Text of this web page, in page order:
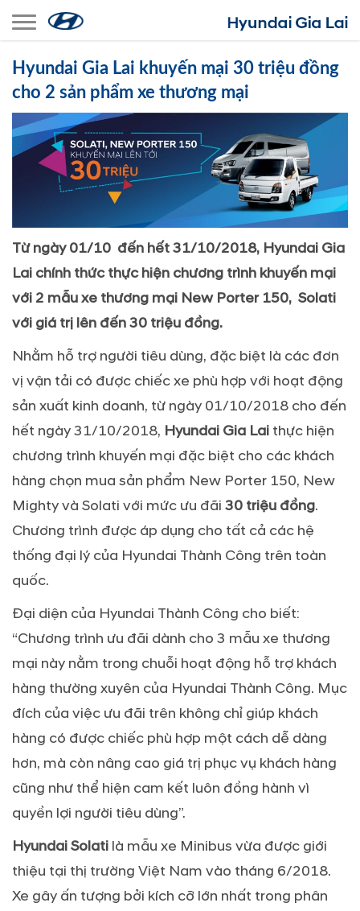
Toggle navigation
Hyundai Gia Lai khuyến mại 30 triệu đồng
cho 2 sản phẩm xe thương mại
Từ ngày 01/10 đến hết 31/10/2018, Hyundai Gia
Lai chính thức thực hiện chương trình khuyến mại
với 2 mẫu xe thương mại New Porter 150, Solati
với giá trị lên đến 30 triệu đồng.
Nhằm hỗ trợ người tiêu dùng, đặc biệt là các đơn
vị vận tải có được chiếc xe phù hợp với hoạt động
sản xuất kinh doanh, từ ngày 01/10/2018 cho đến
hết ngày 31/10/2018, Hyundai Gia Lai thực hiện
chương trình khuyến mại đặc biệt cho các khách
hàng chọn mua sản phẩm New Porter 150, New
Mighty và Solati với mức ưu đãi 30 triệu đồng.
Chương trình được áp dụng cho tất cả các hệ
thống đại lý của Hyundai Thành Công trên toàn
quốc.
Đại diện của Hyundai Thành Công cho biết:
“Chương trình ưu đãi dành cho 3 mẫu xe thương
mại này nằm trong chuỗi hoạt động hỗ trợ khách
hàng thường xuyên của Hyundai Thành Công. Mục
đích của việc ưu đãi trên không chỉ giúp khách
hàng có được chiếc phù hợp một cách dễ dàng
hơn, mà còn nâng cao giá trị phục vụ khách hàng
cũng như thể hiện cam kết luôn đồng hành vì
quyền lợi người tiêu dùng”.
Hyundai Solati là mẫu xe Minibus vừa được giới
thiệu tại thị trường Việt Nam vào tháng 6/2018.
Xe gây ấn tượng bởi kích cỡ lớn nhất trong phân